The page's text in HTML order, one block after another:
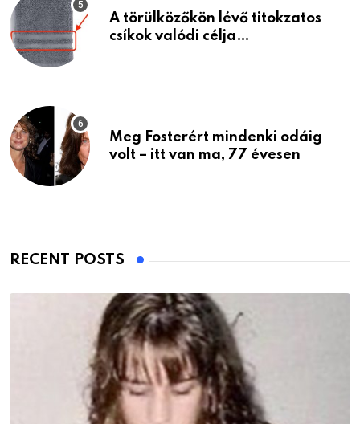
A törülközőkön lévő titokzatos
csíkok valódi célja…
Meg Fosterért mindenki odáig
volt – itt van ma, 77 évesen
RECENT POSTS